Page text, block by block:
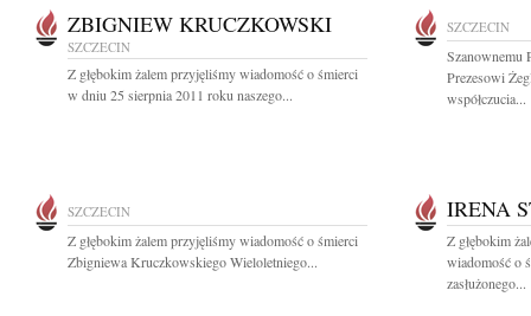
ZBIGNIEW KRUCZKOWSKI
SZCZECIN
Z głębokim żalem przyjęliśmy wiadomość o śmierci
w dniu 25 sierpnia 2011 roku naszego...
SZCZECIN
Szanownemu
Prezesowi
współczucia...
SZCZECIN
Z głębokim żalem przyjęliśmy wiadomość o śmierci
Zbigniewa Kruczkowskiego Wieloletniego...
IRENA
Z głębokim
wiadomość o
zasłużonego...